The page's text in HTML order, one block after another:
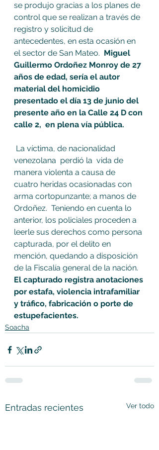
se produjo gracias a los planes de
control que se realizan a través de
registro y solicitud de
antecedentes, en esta ocasión en
el sector de San Mateo. Miguel
Guillermo Ordoñez Monroy de 27
años de edad, sería el autor
material del homicidio
presentado el día 13 de junio del
presente año en la Calle 24 D con
calle 2,  en plena vía pública.
venezolana  perdió la  vida de
manera violenta a causa de
cuatro heridas ocasionadas con
arma cortopunzante; a manos de
Ordoñez.  Teniendo en cuenta lo
anterior, los policiales proceden a
leerle sus derechos como persona
capturada, por el delito en
mención, quedando a disposición
de la Fiscalía general de la nación.
El capturado registra anotaciones
por estafa, violencia intrafamiliar
y tráfico, fabricación o porte de
estupefacientes.
Soacha
Entradas recientes Ver todo